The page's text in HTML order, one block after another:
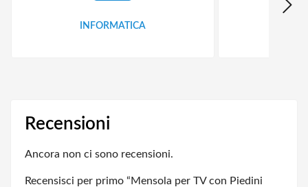
INFORMATICA
Recensioni
Ancora non ci sono recensioni.
Recensisci per primo “Mensola per TV con Piedini